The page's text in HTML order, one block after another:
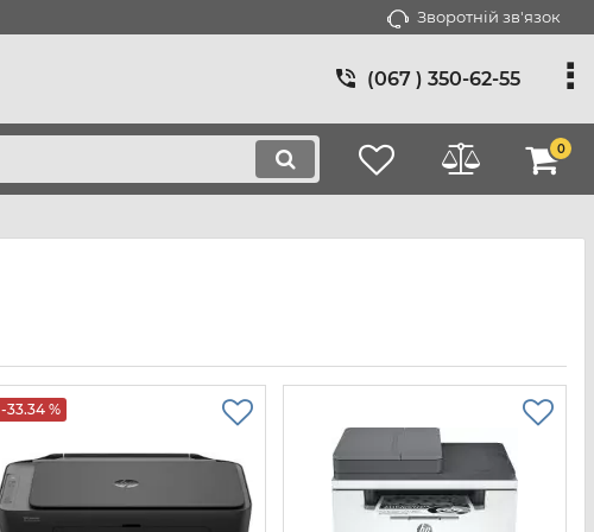
Зворотній зв'язок
(067 ) 350-62-55
0
-33.34 %